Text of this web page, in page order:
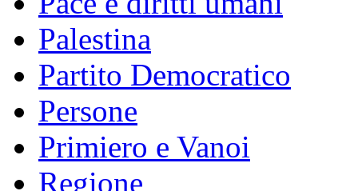
Palestina
Partito Democratico
Persone
Primiero e Vanoi
Regione